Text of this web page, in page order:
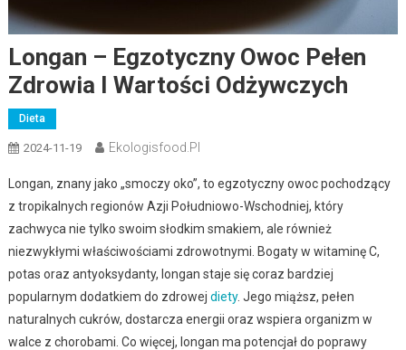
Longan – Egzotyczny Owoc Pełen
Zdrowia I Wartości Odżywczych
Dieta
2024-11-19 Ekologisfood.pl
Longan, znany jako „smoczy oko”, to egzotyczny owoc pochodzący
z tropikalnych regionów Azji Południowo-Wschodniej, który
zachwyca nie tylko swoim słodkim smakiem, ale również
niezwykłymi właściwościami zdrowotnymi. Bogaty w witaminę C,
potas oraz antyoksydanty, longan staje się coraz bardziej
popularnym dodatkiem do zdrowej diety. Jego miąższ, pełen
naturalnych cukrów, dostarcza energii oraz wspiera organizm w
walce z chorobami. Co więcej, longan ma potencjał do poprawy